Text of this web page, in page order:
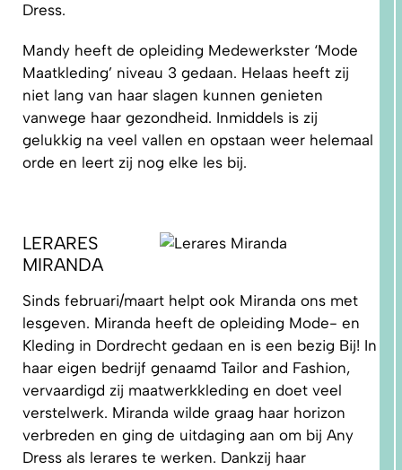
Dress.
Mandy heeft de opleiding Medewerkster ‘Mode
Maatkleding’ niveau 3 gedaan. Helaas heeft zij
niet lang van haar slagen kunnen genieten
vanwege haar gezondheid. Inmiddels is zij
gelukkig na veel vallen en opstaan weer helemaal
orde en leert zij nog elke les bij.
LERARES
MIRANDA
Sinds februari/maart helpt ook Miranda ons met
lesgeven. Miranda heeft de opleiding Mode- en
Kleding in Dordrecht gedaan en is een bezig Bij! In
haar eigen bedrijf genaamd Tailor and Fashion,
vervaardigd zij maatwerkkleding en doet veel
verstelwerk. Miranda wilde graag haar horizon
verbreden en ging de uitdaging aan om bij Any
Dress als lerares te werken. Dankzij haar